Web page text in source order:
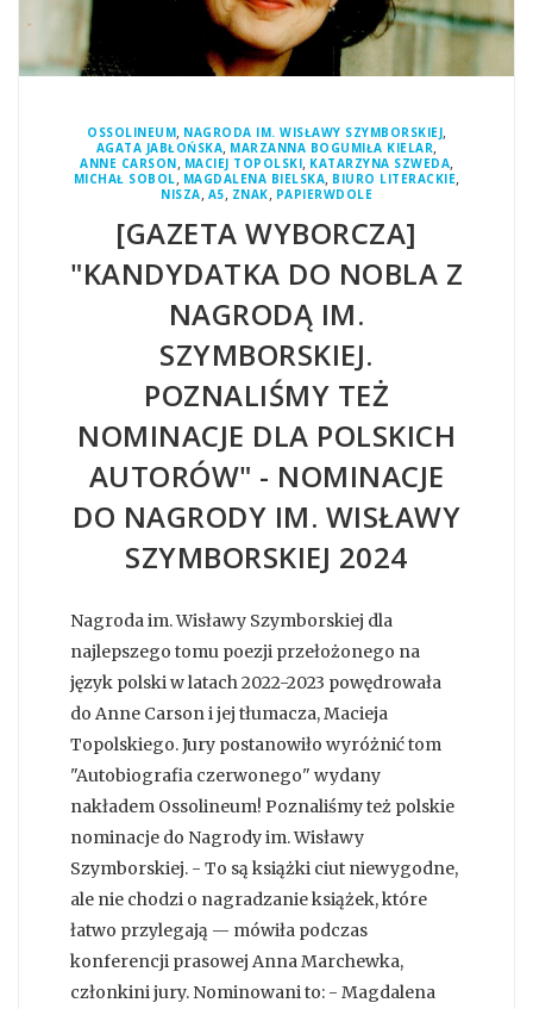
OSSOLINEUM, NAGRODA IM. WISŁAWY SZYMBORSKIEJ,
AGATA JABŁOŃSKA, MARZANNA BOGUMIŁA KIELAR,
ANNE CARSON, MACIEJ TOPOLSKI, KATARZYNA SZWEDA,
MICHAŁ SOBOL, MAGDALENA BIELSKA, BIURO LITERACKIE,
NISZA, A5, ZNAK, PAPIERWDOLE
[GAZETA WYBORCZA]
"KANDYDATKA DO NOBLA Z
NAGRODĄ IM.
SZYMBORSKIEJ.
POZNALIŚMY TEŻ
NOMINACJE DLA POLSKICH
AUTORÓW" - NOMINACJE
DO NAGRODY IM. WISŁAWY
SZYMBORSKIEJ 2024
Nagroda im. Wisławy Szymborskiej dla
najlepszego tomu poezji przełożonego na
język polski w latach 2022-2023 powędrowała
do Anne Carson i jej tłumacza, Macieja
Topolskiego. Jury postanowiło wyróżnić tom
"Autobiografia czerwonego" wydany
nakładem Ossolineum! Poznaliśmy też polskie
nominacje do Nagrody im. Wisławy
Szymborskiej. - To są książki ciut niewygodne,
ale nie chodzi o nagradzanie książek, które
łatwo przylegają — mówiła podczas
konferencji prasowej Anna Marchewka,
członkini jury. Nominowani to: - Magdalena